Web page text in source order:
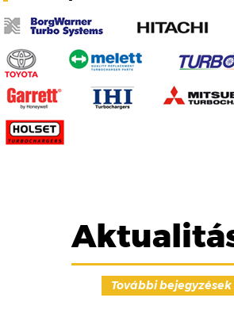
További bejegyzések